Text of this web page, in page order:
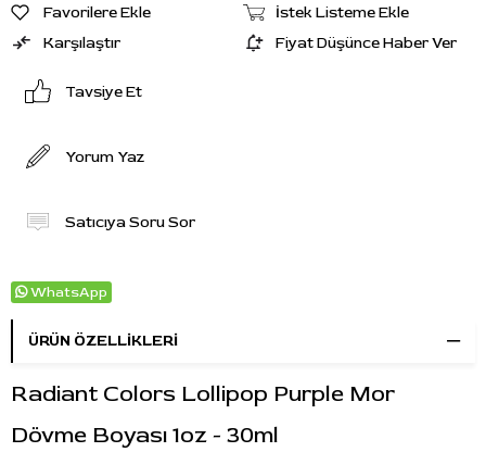
Favorilere Ekle
İstek Listeme Ekle
Karşılaştır
Fiyat Düşünce Haber Ver
Tavsiye Et
Yorum Yaz
Satıcıya Soru Sor
WhatsApp
ÜRÜN ÖZELLIKLERI
Radiant Colors Lollipop Purple Mor
Dövme Boyası 1oz - 30ml